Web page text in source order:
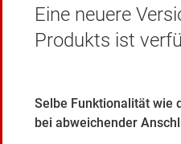
Eine neuere
Produkts ist
Selbe Funktionalität wie
bei abweichender